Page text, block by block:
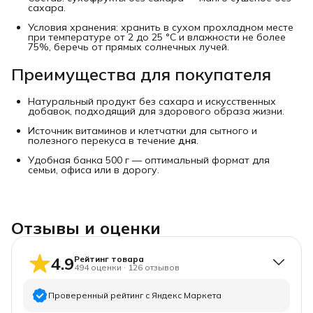
сахара.
Условия хранения: хранить в сухом прохладном месте
при температуре от 2 до 25 °C и влажности не более
75%, беречь от прямых солнечных лучей.
Преимущества для покупателя
Натуральный продукт без сахара и искусственных
добавок, подходящий для здорового образа жизни.
Источник витаминов и клетчатки для сытного и
полезного перекуса в течение дня.
Удобная банка 500 г — оптимальный формат для
семьи, офиса или в дорогу.
Отзывы и оценки
4.9Рейтинг товара
494 оценки · 126 отзывов
Проверенный рейтинг с Яндекс Маркета